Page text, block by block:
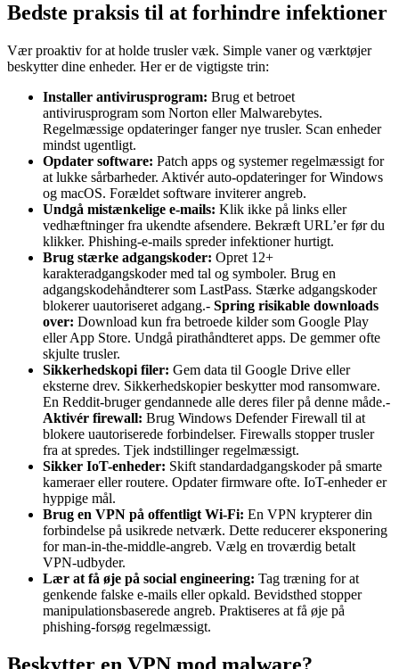
Bedste praksis til at forhindre infektioner
Vær proaktiv for at holde trusler væk. Simple vaner og værktøjer
beskytter dine enheder. Her er de vigtigste trin:
Installer antivirusprogram: Brug et betroet
antivirusprogram som Norton eller Malwarebytes.
Regelmæssige opdateringer fanger nye trusler. Scan enheder
mindst ugentligt.
Opdater software: Patch apps og systemer regelmæssigt for
at lukke sårbarheder. Aktivér auto-opdateringer for Windows
og macOS. Forældet software inviterer angreb.
Undgå mistænkelige e-mails: Klik ikke på links eller
vedhæftninger fra ukendte afsendere. Bekræft URL’er før du
klikker. Phishing-e-mails spreder infektioner hurtigt.
Brug stærke adgangskoder: Opret 12+
karakteradgangskoder med tal og symboler. Brug en
adgangskodehåndterer som LastPass. Stærke adgangskoder
blokerer uautoriseret adgang.- Spring risikable downloads
over: Download kun fra betroede kilder som Google Play
eller App Store. Undgå pirathåndteret apps. De gemmer ofte
skjulte trusler.
Sikkerhedskopi filer: Gem data til Google Drive eller
eksterne drev. Sikkerhedskopier beskytter mod ransomware.
En Reddit-bruger gendannede alle deres filer på denne måde.-
Aktivér firewall: Brug Windows Defender Firewall til at
blokere uautoriserede forbindelser. Firewalls stopper trusler
fra at spredes. Tjek indstillinger regelmæssigt.
Sikker IoT-enheder: Skift standardadgangskoder på smarte
kameraer eller routere. Opdater firmware ofte. IoT-enheder er
hyppige mål.
Brug en VPN på offentligt Wi-Fi: En VPN krypterer din
forbindelse på usikrede netværk. Dette reducerer eksponering
for man-in-the-middle-angreb. Vælg en troværdig betalt
VPN-udbyder.
Lær at få øje på social engineering: Tag træning for at
genkende falske e-mails eller opkald. Bevidsthed stopper
manipulationsbaserede angreb. Praktiseres at få øje på
phishing-forsøg regelmæssigt.